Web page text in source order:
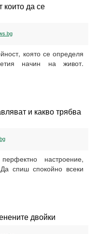
които да се
която се определя
начин на живот.
и какво трябва
настроение,
Да спиш спокойно всеки
двойки